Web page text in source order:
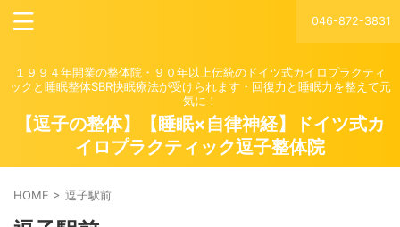
046-872-3831
１９９４年開業の整体院・９０年以上伝統のドイツ式カイロプラクティ
ックと睡眠整体SBR快眠療法が受けられます・回復力と睡眠力を整えて元
気に！
【逗子の整体】【睡眠×自律神経】ドイツ式カ
イロプラクティック逗子整体院
HOME > 逗子駅前